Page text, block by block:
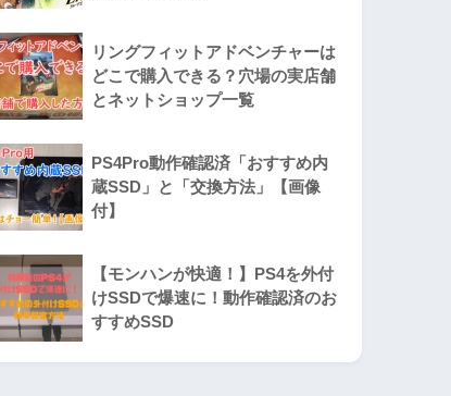
リングフィットアドベンチャーは
どこで購入できる？穴場の実店舗
とネットショップ一覧
PS4Pro動作確認済「おすすめ内
蔵SSD」と「交換方法」【画像
付】
【モンハンが快適！】PS4を外付
けSSDで爆速に！動作確認済のお
すすめSSD